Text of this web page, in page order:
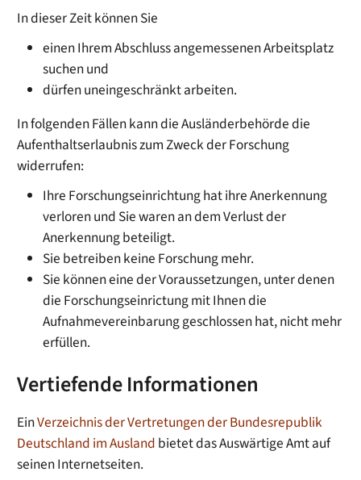
In dieser Zeit können Sie
einen Ihrem Abschluss angemessenen Arbeitsplatz
suchen und
dürfen uneingeschränkt arbeiten.
In folgenden Fällen kann die Ausländerbehörde die
Aufenthaltserlaubnis zum Zweck der Forschung
widerrufen:
Ihre Forschungseinrichtung hat ihre Anerkennung
verloren und Sie waren an dem Verlust der
Anerkennung beteiligt.
Sie betreiben keine Forschung mehr.
Sie können eine der Voraussetzungen, unter denen
die Forschungseinrictung mit Ihnen die
Aufnahmevereinbarung geschlossen hat, nicht mehr
erfüllen.
Vertiefende Informationen
EinVerzeichnis der Vertretungen der Bundesrepublik
Deutschland im Ausland bietet das Auswärtige Amt auf
seinen Internetseiten.